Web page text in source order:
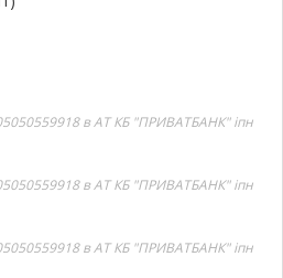
в АТ КБ "ПРИВАТБАНК" іпн
в АТ КБ "ПРИВАТБАНК" іпн
в АТ КБ "ПРИВАТБАНК" іпн